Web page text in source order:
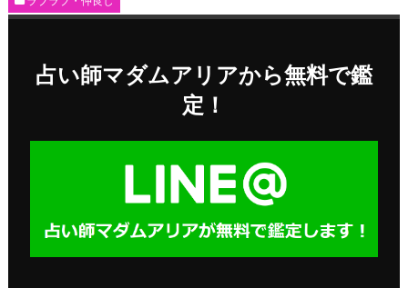
占い師マダムアリアから無料で鑑
定！